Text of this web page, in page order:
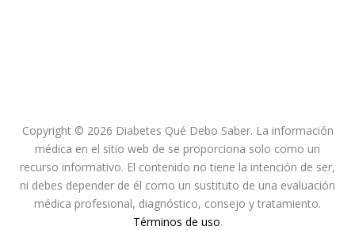
Copyright © 2026 Diabetes Qué Debo Saber. La información
médica en el sitio web de se proporciona solo como un
recurso informativo. El contenido no tiene la intención de ser,
ni debes depender de él como un sustituto de una evaluación
médica profesional, diagnóstico, consejo y tratamiento.
Términos de uso.